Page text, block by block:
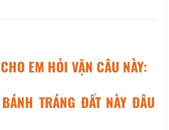
EM HỎI VẶN CÂU NÀY:
TRÁNG ĐẤT NÀY ĐÂU